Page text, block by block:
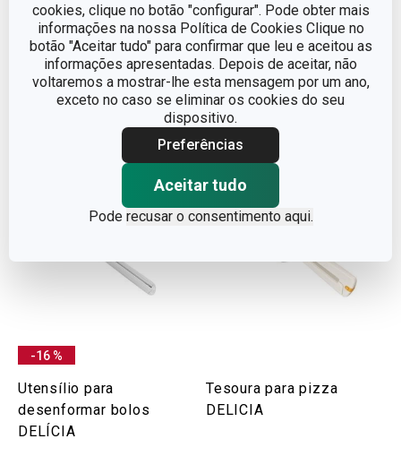
cookies, clique no botão "configurar". Pode obter mais
informações na nossa Política de Cookies Clique no
botão "Aceitar tudo" para confirmar que leu e aceitou as
informações apresentadas. Depois de aceitar, não
voltaremos a mostrar-lhe esta mensagem por um ano,
exceto no caso se eliminar os cookies do seu
dispositivo.
Preferências
Aceitar tudo
Pode recusar o consentimento aqui.
chocolate DELÍCIA
€ 9,90
Disponível na loja online
COMPRAR
€ 16,90
Disponível na loja online
COMPRAR
-16 %
Utensílio para
desenformar bolos
DELÍCIA
Tesoura para pizza
DELICIA